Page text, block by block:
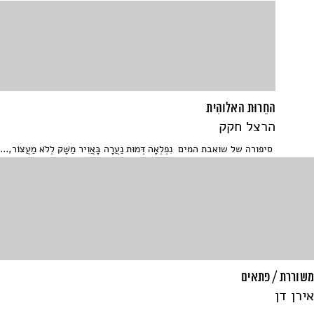
החֵרוּת האלוהִית
הרצל חקק
סיפורה של שואבת המים נִפְלְאָה דְּמוּת נַעֲרָה בָּאֲוִיר מַשָּׁק לְלֹא מַעֲצוֹר,...
משוררת / פתאים
אירן דן